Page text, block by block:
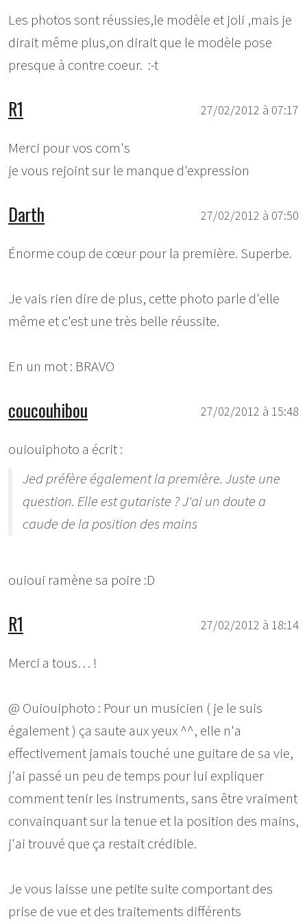
Les photos sont réussies,le modèle et joli ,mais je
dirait même plus,on dirait que le modèle pose
presque à contre coeur. :-t
27/02/2012 à 07:17
R1
Merci pour vos com's
je vous rejoint sur le manque d'expression
27/02/2012 à 07:50
Darth
Énorme coup de cœur pour la première. Superbe.
Je vais rien dire de plus, cette photo parle d'elle
même et c'est une très belle réussite.
En un mot : BRAVO
27/02/2012 à 15:48
coucouhibou
ouiouiphoto a écrit :
Jed préfère également la première. Juste une
question. Elle est gutariste ? J'ai un doute a
caude de la position des mains
ouioui ramène sa poire :D
27/02/2012 à 18:14
R1
Merci a tous… !
@ Ouiouiphoto : Pour un musicien ( je le suis
également ) ça saute aux yeux ^^, elle n'a
effectivement jamais touché une guitare de sa vie,
j'ai passé un peu de temps pour lui expliquer
comment tenir les instruments, sans être vraiment
convainquant sur la tenue et la position des mains,
j'ai trouvé que ça restait crédible.
Je vous laisse une petite suite comportant des
prise de vue et des traitements différents